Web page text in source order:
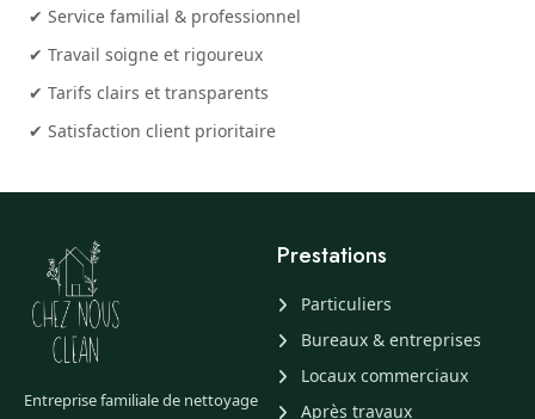
✔ Service familial & professionnel
✔ Travail soigne et rigoureux
✔ Tarifs clairs et transparents
✔ Satisfaction client prioritaire
Entreprise familiale de nettoyage
Prestations
Particuliers
Bureaux & entreprises
Locaux commerciaux
Après travaux